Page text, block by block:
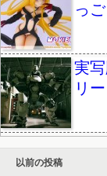
っ
実
リ
以前の投稿